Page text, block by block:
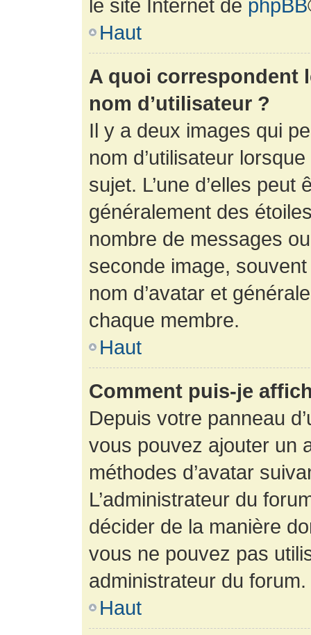
le site Internet de phpBB
Haut
A quoi correspondent
nom d’utilisateur ?
Il y a deux images qui
nom d’utilisateur
sujet. L’une d’elles
généralement des
nombre de messages
seconde image,
nom d’avatar et
chaque membre.
Haut
Comment puis-je
Depuis votre panneau
vous pouvez ajouter un
méthodes d’avatar
L’administrateur du
décider de la manière
vous ne pouvez pas
administrateur du forum.
Haut